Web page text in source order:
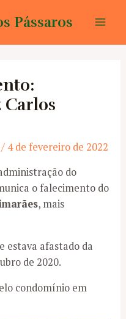
Pássaros
/ 4 de fevereiro de 2022
do
o falecimento do
, mais
estava afastado da
de 2020.
condomínio em